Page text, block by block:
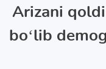
Arizani
bo‘lib